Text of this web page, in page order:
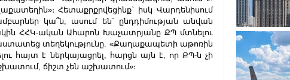
Հետաքրքրվեցինք` իսկ Վարդենիսում
կա՞ն, ասում են` ընդդիմության անվան
ՀՀԿ-ական Ահարոն Խաչատրյանը ՔՊ մտնելու
տեղեկությունը. «Քաղաքապետի աթոռին
հայտ է ներկայացրել, հարցն այն է, որ ՔՊ-ն չի
ճիշտ չեն աշխատում»։